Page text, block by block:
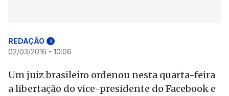
REDAÇÃO i
02/03/2016 - 10:06
Um juiz brasileiro ordenou nesta quarta-feira
a libertação do vice-presidente do Facebook e